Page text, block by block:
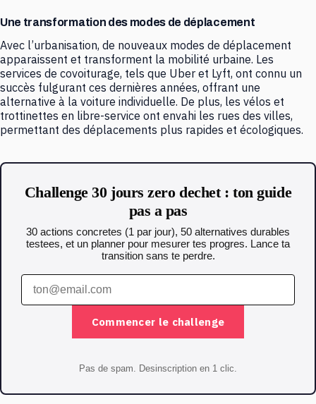
Une transformation des modes de déplacement
Avec l’urbanisation, de nouveaux modes de déplacement
apparaissent et transforment la mobilité urbaine. Les
services de covoiturage, tels que Uber et Lyft, ont connu un
succès fulgurant ces dernières années, offrant une
alternative à la voiture individuelle. De plus, les vélos et
trottinettes en libre-service ont envahi les rues des villes,
permettant des déplacements plus rapides et écologiques.
Challenge 30 jours zero dechet : ton guide
pas a pas
30 actions concretes (1 par jour), 50 alternatives durables
testees, et un planner pour mesurer tes progres. Lance ta
transition sans te perdre.
Commencer le challenge
Pas de spam. Desinscription en 1 clic.